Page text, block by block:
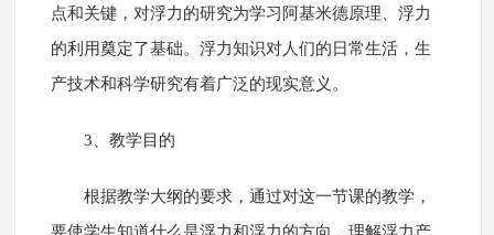
点和关键，对浮力的研究为学习阿基米德原理、浮力
的利用奠定了基础。浮力知识对人们的日常生活，生
产技术和科学研究有着广泛的现实意义。
3、教学目的
根据教学大纲的要求，通过对这一节课的教学，